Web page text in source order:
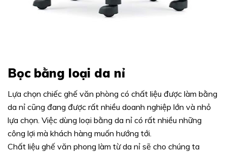
Bọc bằng loại da nỉ
Lựa chọn chiếc ghế văn phòng có chất liệu được làm bằng
da nỉ cũng đang được rất nhiều doanh nghiệp lớn và nhỏ
lựa chọn. Việc dùng loại bằng da nỉ có rất nhiều những
công lợi mà khách hàng muốn hướng tới.
Chất liệu ghế văn phong làm từ da nỉ sẽ cho chúng ta